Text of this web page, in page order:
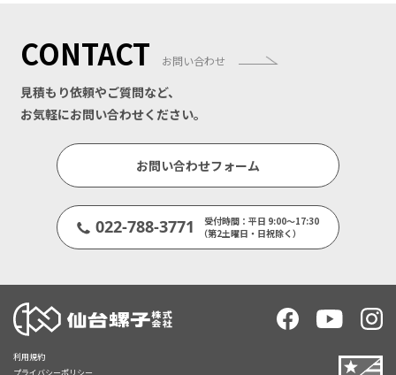
CONTACT お問い合わせ
見積もり依頼やご質問など、
お気軽にお問い合わせください。
お問い合わせフォーム
022-788-3771
受付時間：平日 9:00～17:30
（第2土曜日・日祝除く）
利用規約
プライバシーポリシー